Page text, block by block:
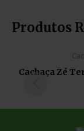
Produtos
Cachaça Zé